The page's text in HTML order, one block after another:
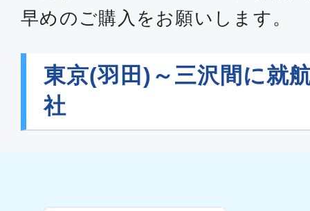
早めのご購入をお願いします。
東京(羽田)～三沢間に就
社